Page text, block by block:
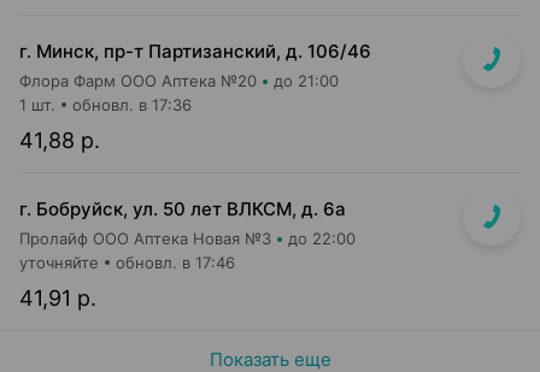
г. Минск, пр-т Партизанский, д. 106/46
Флора Фарм ООО Аптека №20 до 21:00
41,88 р.
1 шт. обновл. в 17:36
г. Бобруйск, ул. 50 лет ВЛКСМ, д. 6а
Пролайф ООО Аптека Новая №3 до 22:00
41,91 р.
уточняйте обновл. в 17:46
Показать еще